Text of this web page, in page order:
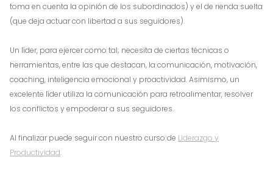
toma en cuenta la opinión de los subordinados) y el de rienda suelta
(que deja actuar con libertad a sus seguidores).
Un líder, para ejercer como tal; necesita de ciertas técnicas o
herramientas, entre las que destacan, la comunicación, motivación,
coaching, inteligencia emocional y proactividad. Asimismo, un
excelente líder utiliza la comunicación para retroalimentar, resolver
los conflictos y empoderar a sus seguidores.
Al finalizar puede seguir con nuestro curso de Liderazgo y
Productividad.